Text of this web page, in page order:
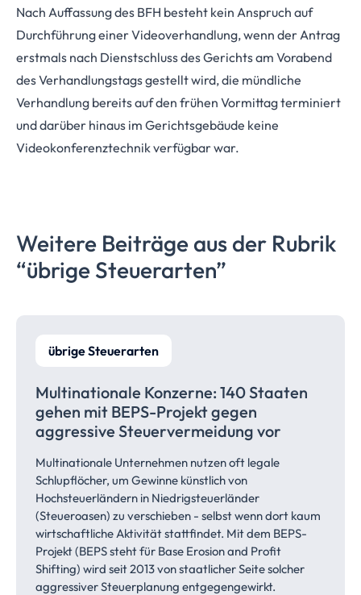
Nach Auffassung des BFH besteht kein Anspruch auf
Durchführung einer Videoverhandlung, wenn der Antrag
erstmals nach Dienstschluss des Gerichts am Vorabend
des Verhandlungstags gestellt wird, die mündliche
Verhandlung bereits auf den frühen Vormittag terminiert
und darüber hinaus im Gerichtsgebäude keine
Videokonferenztechnik verfügbar war.
Weitere Beiträge aus der Rubrik
“übrige Steuerarten”
übrige Steuerarten
Multinationale Konzerne: 140 Staaten
gehen mit BEPS-Projekt gegen
aggressive Steuervermeidung vor
Multinationale Unternehmen nutzen oft legale
Schlupflöcher, um Gewinne künstlich von
Hochsteuerländern in Niedrigsteuerländer
(Steueroasen) zu verschieben - selbst wenn dort kaum
wirtschaftliche Aktivität stattfindet. Mit dem BEPS-
Projekt (BEPS steht für Base Erosion and Profit
Shifting) wird seit 2013 von staatlicher Seite solcher
aggressiver Steuerplanung entgegengewirkt.